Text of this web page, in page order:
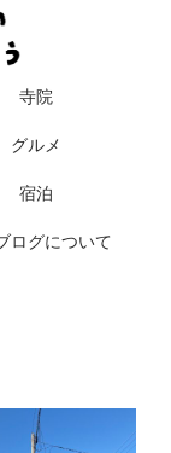
寺院
グルメ
宿泊
ログについて